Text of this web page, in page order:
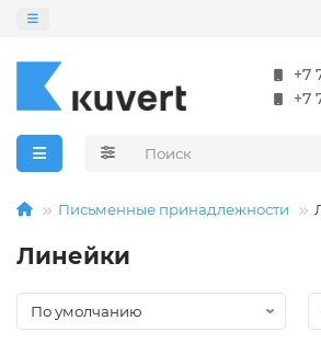
+7
+7
Письменные принадлежности
Линейки